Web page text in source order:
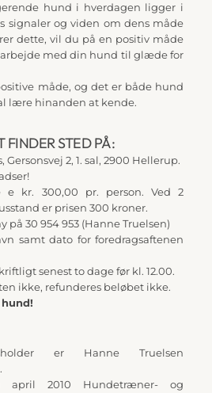
hund i hverdagen ligger i
signaler og viden om dens måde
dette, vil du på en positiv måde
med din hund til glæde for
måde, og det er både hund
lære hinanden at kende.
STED PÅ:
2, 1. sal, 2900 Hellerup.
e kr. 300,00 pr. person. Ved 2
er prisen 300 kroner.
30 954 953 (Hanne Truelsen)
samt dato for foredragsaftenen
senest to dage før kl. 12.00.
ikke, refunderes beløbet ikke.
er Hanne Truelsen
april 2010 Hundetræner- og